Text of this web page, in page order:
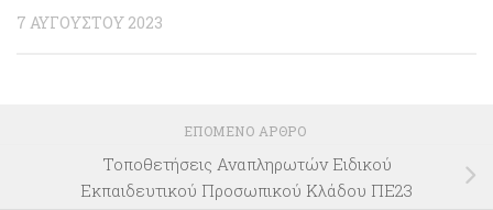
7 ΑΥΓΟΎΣΤΟΥ 2023
ΕΠΌΜΕΝΟ ΆΡΘΡΟ
Τοποθετήσεις Αναπληρωτών Ειδικού
Εκπαιδευτικού Προσωπικού Κλάδου ΠΕ23